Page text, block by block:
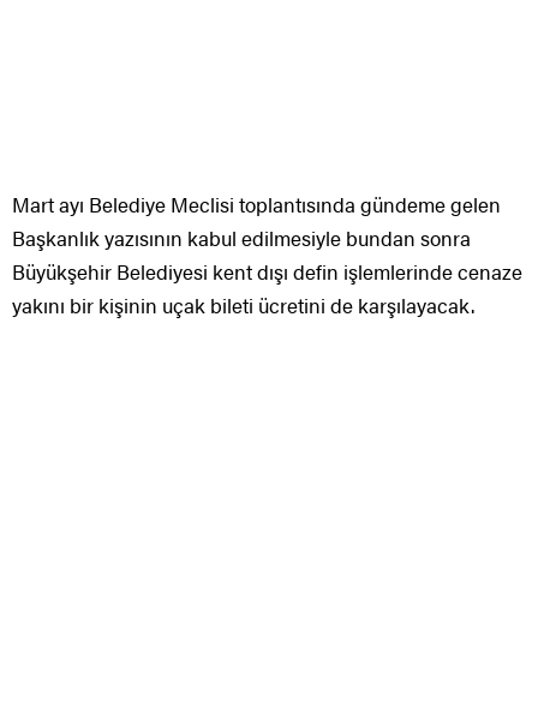
Mart ayı Belediye Meclisi toplantısında gündeme gelen
Başkanlık yazısının kabul edilmesiyle bundan sonra
Büyükşehir Belediyesi kent dışı defin işlemlerinde cenaze
yakını bir kişinin uçak bileti ücretini de karşılayacak.